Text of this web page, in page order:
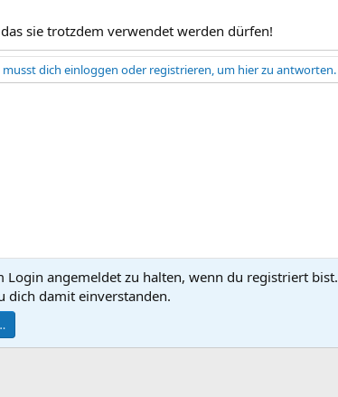
sie trotzdem verwendet werden dürfen!
musst dich einloggen oder registrieren, um hier zu antworten.
Kontakt Nutzungsbedingungen Datenschutz
Ltd.
Login angemeldet zu halten, wenn du registriert bist.
dich damit einverstanden.